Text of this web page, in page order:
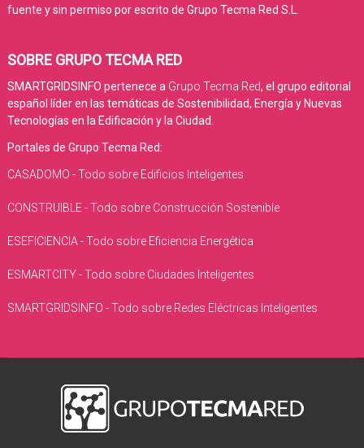
fuente y sin permiso por escrito de Grupo Tecma Red S.L.
SOBRE GRUPO TECMA RED
SMARTGRIDSINFO pertenece a Grupo Tecma Red, el grupo editorial
español líder en las temáticas de Sostenibilidad, Energía y Nuevas
Tecnologías en la Edificación y la Ciudad.
Portales de Grupo Tecma Red:
CASADOMO - Todo sobre Edificios Inteligentes
CONSTRUIBLE - Todo sobre Construcción Sostenible
ESEFICIENCIA - Todo sobre Eficiencia Energética
ESMARTCITY - Todo sobre Ciudades Inteligentes
SMARTGRIDSINFO - Todo sobre Redes Eléctricas Inteligentes